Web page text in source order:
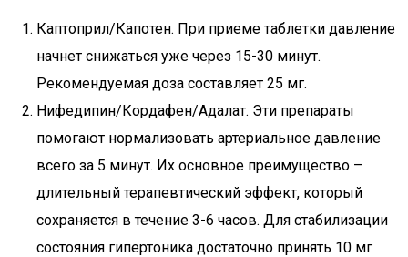
Каптоприл/Капотен. При приеме таблетки давление
начнет снижаться уже через 15-30 минут.
Рекомендуемая доза составляет 25 мг.
Нифедипин/Кордафен/Адалат. Эти препараты
помогают нормализовать артериальное давление
всего за 5 минут. Их основное преимущество –
длительный терапевтический эффект, который
сохраняется в течение 3-6 часов. Для стабилизации
состояния гипертоника достаточно принять 10 мг